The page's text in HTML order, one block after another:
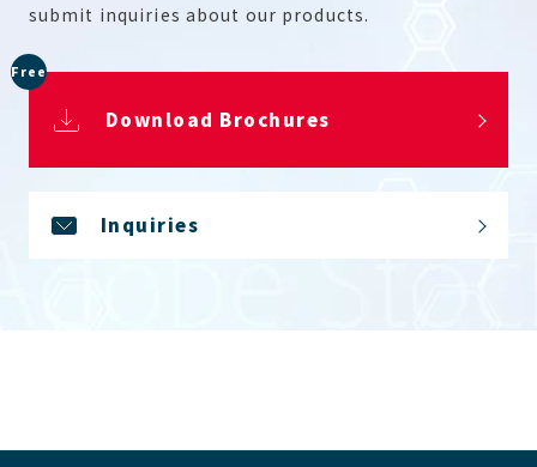
submit inquiries about our products.
Download Brochures
Free
Inquiries